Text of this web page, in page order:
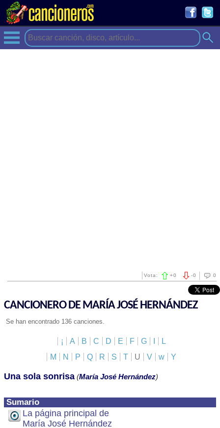
0
-0
Vota: +0
CANCIONERO DE MARÍA JOSÉ HERNÁNDEZ
Se han encontrado 136 canciones.
¡ A B C D E F G
L
M
N P Q R S T U V w Y
Sumario
La página principal de
María José Hernández
Una sola sonrisa (María José Hernández)